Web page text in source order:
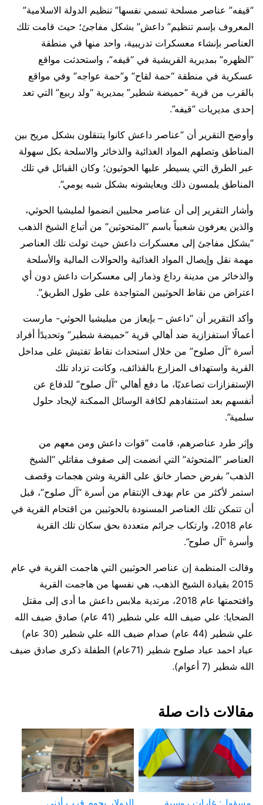
“قيفه” عناصر مسلحة تسمي نفسها” تنظيم الدولة الاسلامية”
المعروف بإسم تنظيم” داعش” بشكل مفاجئ؛ حيث قامت تلك
العناصر بإنشاء معسكرات تدريبية، واحد منها في منطقة
“الظهره” بمديرية القريشية في “قيفه”، واستحدثت مواقع
عسكرية في منطقة “حمة لقاح” و”حمة عواجه” وفي مواقع
بالقرب من قرية “حميضة شطير” بمديرية “ولد ربيع” التي تعد
إحدى مديريات “قيفه”.
وأوضح التقرير أن “عناصر داعش كانوا يتنقلون بشكل مريح بين
المناطق وتصلهم المواد الغذائية والذخائر والاسلحة بكل سهولة
عبر الطرق التي يسيطر عليها الحوثيون؛ وكان القبائل في تلك
المناطق يلمسون ذلك ويعايشونه بشكل شبه يومي”.
وأشار التقرير إلى أن عناصر محليين انضموا لمليشيا الحوثي،
والذين يعرفون شعبياً باسم “المتحوثين” من أتباع الشيخ الذهب
“بشكل مفاجئ إلى معسكرات داعش حيث تولت تلك العناصر
مهمة نقل وإيصال المواد الغذائية والحوالات المالية والأسلحة
والذخائر من مدينة رداع وذمار إلى معسكرات داعش دون أي
اعتراض من نقاط الحوثيين المتواجدة على طول الطريق”.
وأكد التقرير أن “داعش – بإيعاز من ميليشيا الحوثي- مارست
أعمالًا استفزازية ضد أهالي قرية “حميضة شطير” وتحديدًأ أفراد
أسرة “آل صلوح” من خلال استحداث نقاط تفتيش على مداخل
القرية واستهداف المزارع بالقذائف، وكانت تزداد تلك
الإستفزازات تصاعديًا، ما دفع أهالي “آل صلوح” للدفاع عن
أنفسهم بعد استنفادهم لكافة الوسائل الممكنة لإيجاد حلول
سلمية”.
وإثر طرد عناصرهم، قامت “قوات داعش ومن معهم من
العناصر “المتحوثة” التي انضمت إلى صفوف مقاتلي “الشيخ
الذهب” بفرض حصار خانق على القرية وشن هجمات وقصف
استمر لأكثر من عام بهدف الإنتقام من أسرة “آل صلوح”، قبل
أن تتمكن تلك العناصر المسنودة بالحوثيين من اقتحام القرية في
عام 2018، وارتكاب جرائم متعددة بحق سكان تلك القرية
وأسرة “آل صلوح”.
وقالت المنظمة إن عناصر الحوثيين التي هاجمت القرية في عام
2015 بقيادة الشيخ الذهب، هي نفسها من هاجمت القرية
واقتحمتها عام 2018، مرتدية ملابس داعش ما أدى إلى مقتل
الضحايا: علي ضيف الله علي شطير (41 عام) صادق ضيف الله
علي شطير (44 عام) صدام ضيف الله علي شطير (30 عام)
عباد احمد عباد صلوح شطير (71عام) الطفلة ذكرى صادق ضيف
الله شطير (7 أعوام).
مقالات ذات صلة
مسؤول: غارات روسية الدولار يحوم قرب أدنى